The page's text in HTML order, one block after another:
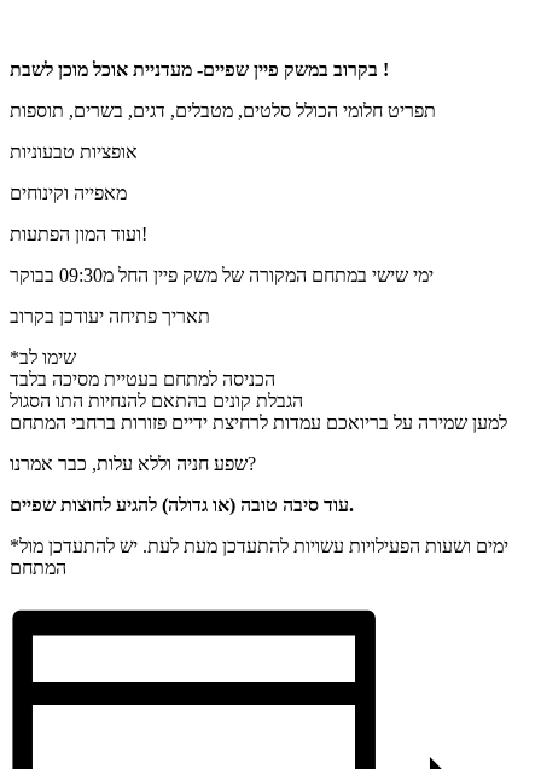
בקרוב במשק פיין שפיים- מעדניית אוכל מוכן לשבת !
תפריט חלומי הכולל סלטים, מטבלים, דגים, בשרים, תוספות
אופציות טבעוניות
מאפייה וקינוחים
ועוד המון הפתעות!
ימי שישי במתחם המקורה של משק פיין החל מ09:30 בבוקר
תאריך פתיחה יעודכן בקרוב
*שימו לב
הכניסה למתחם בעטיית מסיכה בלבד
הגבלת קונים בהתאם להנחיות התו הסגול
למען שמירה על בריואכם עמדות לרחיצת ידיים פזורות ברחבי המתחם
שפע חניה וללא עלות, כבר אמרנו?
עוד סיבה טובה (או גדולה) להגיע לחוצות שפיים.
*ימים ושעות הפעילויות עשויות להתעדכן מעת לעת. יש להתעדכן מול
המתחם